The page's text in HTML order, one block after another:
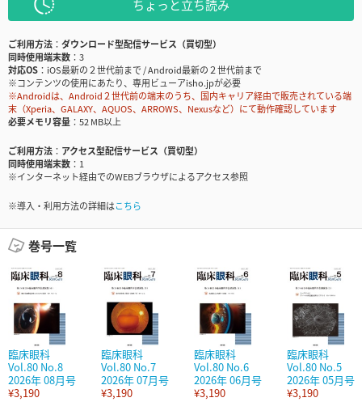
ちょっと立ち読み
ご利用方法
ダウンロード型配信サービス（買切型）
同時使用端末数
3
対応OS
iOS最新の２世代前まで / Android最新の２世代前まで
※コンテンツの使用にあたり、専用ビューアisho.jpが必要
※Androidは、Android２世代前の端末のうち、国内キャリア経由で販売されている端
末（Xperia、GALAXY、AQUOS、ARROWS、Nexusなど）にて動作確認しています
必要メモリ容量
52 MB以上
ご利用方法
アクセス型配信サービス（買切型）
同時使用端末数
1
※インターネット経由でのWEBブラウザによるアクセス参照
※導入・利用方法の詳細はこちら
巻号一覧
臨床眼科
Vol.80 No.8
2026年 08月号
¥3,190
臨床眼科
Vol.80 No.7
2026年 07月号
¥3,190
臨床眼科
Vol.80 No.6
2026年 06月号
¥3,190
臨床眼科
Vol.80 No.5
2026年 05月号
¥3,190